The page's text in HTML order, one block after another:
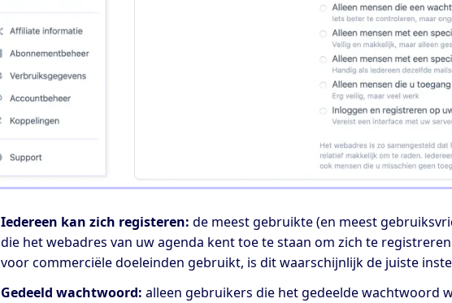
Iedereen kan zich registeren: de meest gebruikte (en meest
die het webadres van uw agenda kent toe te staan om zich te
voor commerciële doeleinden gebruikt, is dit waarschijnlijk de juiste
Gedeeld wachtwoord: alleen gebruikers die het gedeelde wachtwoord